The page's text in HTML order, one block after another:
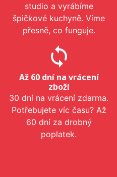
studio a vyrábíme
špičkové kuchyně. Víme
přesně, co funguje.
sync
Až 60 dní na vrácení
zboží
30 dní na vrácení zdarma.
Potřebujete víc času? Až
60 dní za drobný
poplatek.